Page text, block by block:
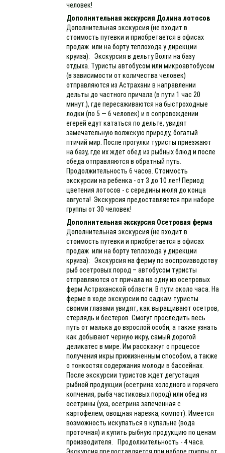
человек!
Дополнительная экскурсия Долина лотосов
Дополнительная экскурсия (не входит в
стоимость путевки и приобретается в офисах
продаж или на борту теплохода у дирекции
круиза): Экскурсия в дельту Волги на базу
отдыха. Туристы автобусом или микроавтобусом
(в зависимости от количества человек)
отправляются из Астрахани в направлении
дельты до частного причала (в пути 1 час 20
минут.), где пересаживаются на быстроходные
лодки (по 5 — 6 человек) и в сопровождении
егерей едут кататься по дельте, увидят
замечательную волжскую природу, богатый
птичий мир. После прогулки туристы приезжают
на базу, где их ждет обед из рыбных блюд и после
обеда отправляются в обратный путь.
Продолжительность 6 часов. Стоимость
экскурсии на ребенка - от 3 до 10 лет! Период
цветения лотосов - с середины июля до конца
августа! Экскурсия предоставляется при наборе
группы от 30 человек!
Дополнительная экскурсия Осетровая ферма
Дополнительная экскурсия (не входит в
стоимость путевки и приобретается в офисах
продаж или на борту теплохода у дирекции
круиза): Экскурсия на ферму по воспроизводству
рыб осетровых пород – автобусом туристы
отправляются от причала на одну из осетровых
ферм Астраханской области. В пути около часа. На
ферме в ходе экскурсии по садкам туристы
своими глазами увидят, как выращивают осетров,
стерлядь и бестеров. Смогут проследить весь
путь от малька до взрослой особи, а также узнать
как добывают черную икру, самый дорогой
деликатес в мире. Им расскажут о процессе
получения икры прижизненным способом, а также
о тонкостях содержания молоди в бассейнах.
После экскурсии туристов ждет дегустация
рыбной продукции (осетрина холодного и горячего
копчения, рыба частиковых пород) или обед из
осетрины (уха, осетрина запеченная с
картофелем, овощная нарезка, компот). Имеется
возможность искупаться в купальне (вода
проточная) и купить рыбную продукцию по ценам
производителя. Продолжительность - 4 часа.
Экскурсия предоставляется при наборе группы от